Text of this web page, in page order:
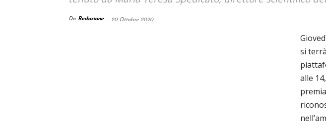
Da Redazione - 20 Ottobre 2020
si
alle